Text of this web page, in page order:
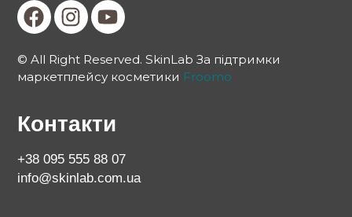
© All Right Reserved. SkinLab За підтримки
маркетплейсу косметики Froomo
Контакти
+38 095 555 88 07
info@skinlab.com.ua